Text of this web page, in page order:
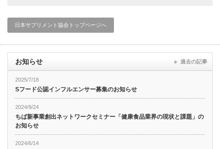
日本サプリメント協会トップページへ
お知らせ
2025/7/18
Sフード公認インフルエンサー募集のお知らせ
2024/9/24
ちば新事業創出ネットワークセミナー「健康食品業界の現状と課題」の
お知らせ
2024/6/14
過去の記事